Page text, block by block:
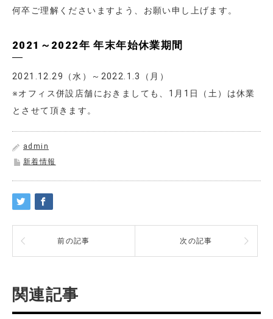
何卒ご理解くださいますよう、お願い申し上げます。
2021～2022年 年末年始休業期間
2021.12.29（水）～2022.1.3（月）
※オフィス併設店舗におきましても、1月1日（土）は休業
とさせて頂きます。
admin
新着情報
前の記事 次の記事
関連記事